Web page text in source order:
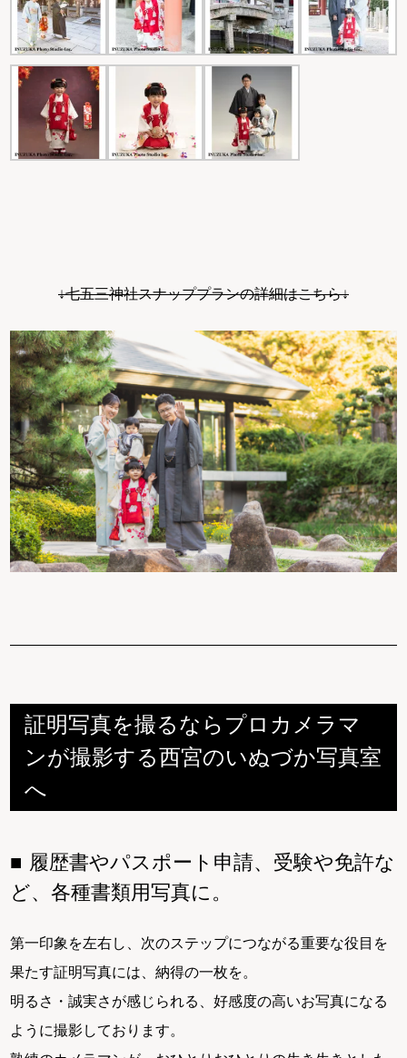
↓七五三神社スナッププランの詳細はこちら↓
証明写真を撮るならプロカメラマ
ンが撮影する西宮のいぬづか写真室
へ
履歴書やパスポート申請、受験や免許な
ど、各種書類用写真に。
第一印象を左右し、次のステップにつながる重要な役目を
果たす証明写真には、納得の一枚を。
明るさ・誠実さが感じられる、好感度の高いお写真になる
ように撮影しております。